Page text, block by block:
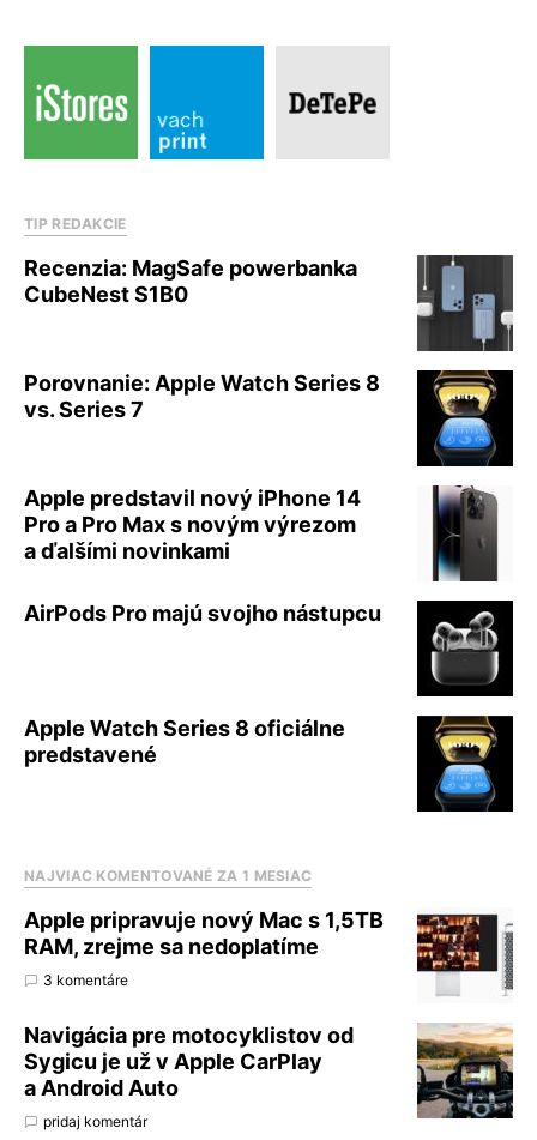
TIP REDAKCIE
Recenzia: MagSafe powerbanka
CubeNest S1B0
Porovnanie: Apple Watch Series 8
vs. Series 7
Apple predstavil nový iPhone 14
Pro a Pro Max s novým výrezom
a ďalšími novinkami
AirPods Pro majú svojho nástupcu
Apple Watch Series 8 oficiálne
predstavené
NAJVIAC KOMENTOVANÉ ZA 1 MESIAC
Apple pripravuje nový Mac s 1,5TB
RAM, zrejme sa nedoplatíme
3 komentáre
Navigácia pre motocyklistov od
Sygicu je už v Apple CarPlay
a Android Auto
pridaj komentár